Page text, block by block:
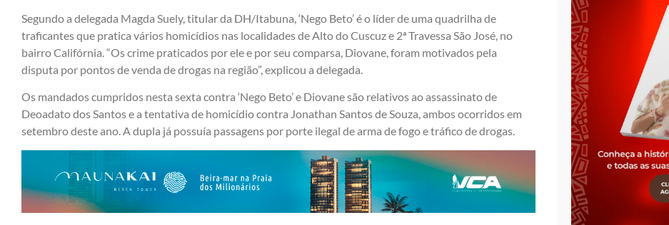
Segundo a delegada Magda Suely, titular da DH/Itabuna, ‘Nego Beto’ é o líder de uma quadrilha de
traficantes que pratica vários homicídios nas localidades de Alto do Cuscuz e 2ª Travessa São José, no
bairro Califórnia. “Os crime praticados por ele e por seu comparsa, Diovane, foram motivados pela
disputa por pontos de venda de drogas na região”, explicou a delegada.
Os mandados cumpridos nesta sexta contra ‘Nego Beto’ e Diovane são relativos ao assassinato de
Deoadato dos Santos e a tentativa de homicídio contra Jonathan Santos de Souza, ambos ocorridos em
setembro deste ano. A dupla já possuía passagens por porte ilegal de arma de fogo e tráfico de drogas.